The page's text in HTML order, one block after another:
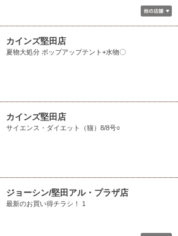
カインズ堅田店
夏物大処分 ポップアップテント+水物〇
カインズ堅田店
サイエンス・ダイエット（猫）8/8号○
ジョーシン/堅田アル・プラザ店
最新のお買い得チラシ！ 1